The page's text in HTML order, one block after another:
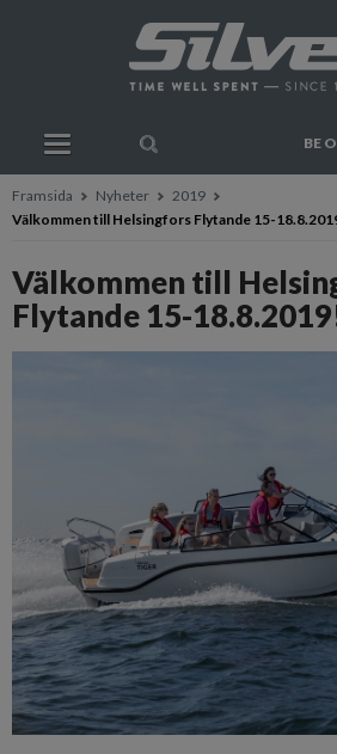
BE
Framsida Nyheter
2019
Välkommen till Helsingfors Flytande 15-
Välkommen till
Flytande 15-